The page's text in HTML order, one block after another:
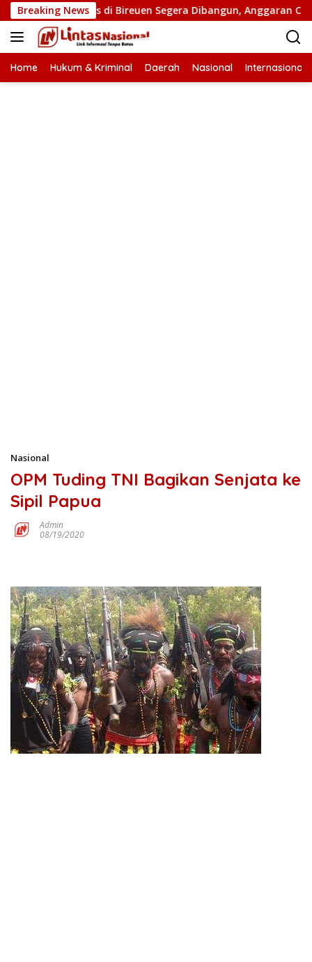
Langsung
ke
konten
Breaking News
Putus di Bireuen Segera Dibangun, Anggaran Capai 500
Home Hukum & Kriminal Daerah Nasional Internasional
Nasional
OPM Tuding TNI Bagikan Senjata ke
Sipil Papua
Admin
08/19/2020